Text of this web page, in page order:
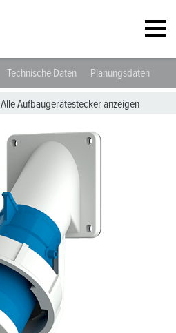
Technische Daten Planungsdaten &
Alle Aufbaugerätestecker anzeigen